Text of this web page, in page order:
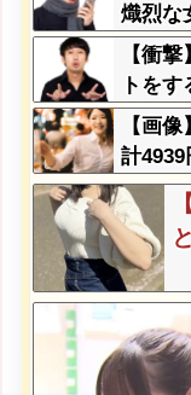
熾烈な
てしま
【衝
トを
か？？
【画
計
してし
や？？